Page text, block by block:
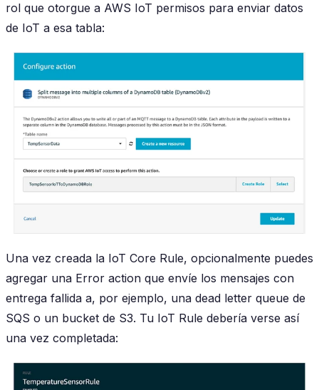
rol que otorgue a AWS IoT permisos para enviar datos
de IoT a esa tabla:
Una vez creada la IoT Core Rule, opcionalmente puedes
agregar una Error action que envíe los mensajes con
entrega fallida a, por ejemplo, una dead letter queue de
SQS o un bucket de S3. Tu IoT Rule debería verse así
una vez completada: